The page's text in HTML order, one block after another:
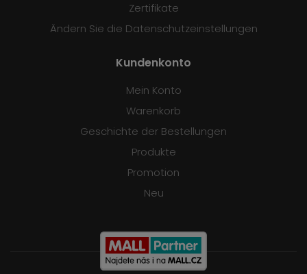
Zertifikate
Ändern Sie die Datenschutzeinstellungen
Kundenkonto
Mein Konto
Warenkorb
Geschichte der Bestellungen
Produkte
Promotion
Neu